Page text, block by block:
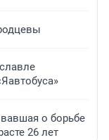
о борьбе
26 лет